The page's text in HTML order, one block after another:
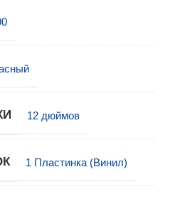
12 дюймов
1 Пластинка (Винил)